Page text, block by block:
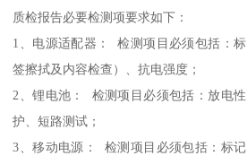
质检报告必要检测项要求如下：
1、电源适配器： 检测项目必须包括：
签擦拭及内容检查）、抗电强度；
2、锂电池： 检测项目必须包括：放电
护、短路测试；
3、移动电源： 检测项目必须包括：标记